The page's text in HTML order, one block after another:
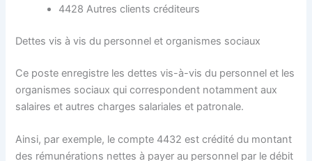
4428 Autres clients créditeurs
Dettes vis à vis du personnel et organismes sociaux
Ce poste enregistre les dettes vis-à-vis du personnel et les
organismes sociaux qui correspondent notamment aux
salaires et autres charges salariales et patronale.
Ainsi, par exemple, le compte 4432 est crédité du montant
des rémunérations nettes à payer au personnel par le débit